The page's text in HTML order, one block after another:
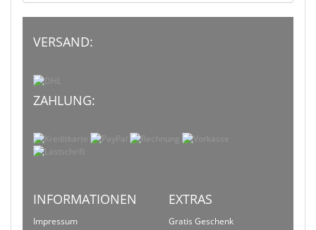
VERSAND:
ZAHLUNG:
INFORMATIONEN
Impressum
EXTRAS
Gratis Geschenk